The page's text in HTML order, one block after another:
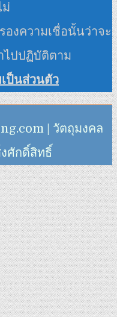
ม่
องความเชื่อนั้นว่าจะ
ไปปฏิบัติตาม
ป็นส่วนตัว
| วัตถุมงคล
งศักดิ์สิทธิ์